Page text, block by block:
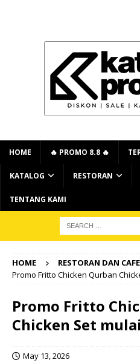
HOME 🔥 PROMO 8.8 🔥
KATALOG RESTORAN
TENTANG KAMI
HOME RESTORAN DAN CAFE
Promo Fritto Chicken Qurban
Promo Fritto
Chicken Set
May 13, 2026